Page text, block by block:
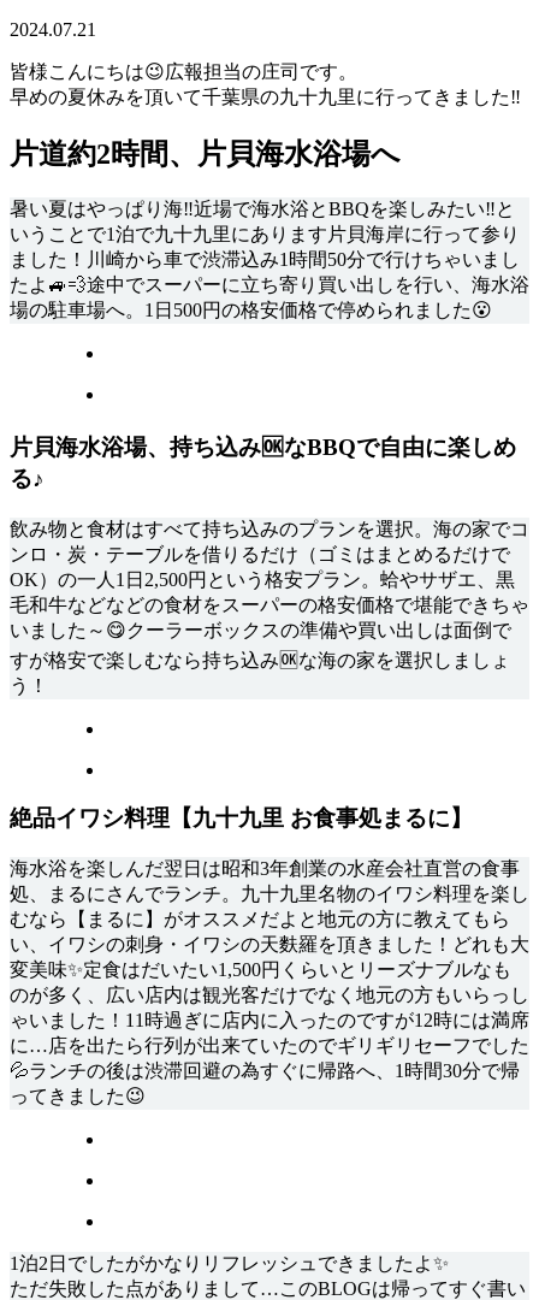
2024.07.21
皆様こんにちは😉広報担当の庄司です。
早めの夏休みを頂いて千葉県の九十九里に行ってきました‼
片道約2時間、片貝海水浴場へ
暑い夏はやっぱり海‼近場で海水浴とBBQを楽しみたい‼と
いうことで1泊で九十九里にあります片貝海岸に行って参り
ました！川崎から車で渋滞込み1時間50分で行けちゃいまし
たよ🚙💨途中でスーパーに立ち寄り買い出しを行い、海水浴
場の駐車場へ。1日500円の格安価格で停められました😮
片貝海水浴場、持ち込み🆗なBBQで自由に楽しめ
る♪
飲み物と食材はすべて持ち込みのプランを選択。海の家でコ
ンロ・炭・テーブルを借りるだけ（ゴミはまとめるだけで
OK）の一人1日2,500円という格安プラン。蛤やサザエ、黒
毛和牛などなどの食材をスーパーの格安価格で堪能できちゃ
いました～😋クーラーボックスの準備や買い出しは面倒で
すが格安で楽しむなら持ち込み🆗な海の家を選択しましょ
う！
絶品イワシ料理【九十九里 お食事処まるに】
海水浴を楽しんだ翌日は昭和3年創業の水産会社直営の食事
処、まるにさんでランチ。九十九里名物のイワシ料理を楽し
むなら【まるに】がオススメだよと地元の方に教えてもら
い、イワシの刺身・イワシの天麩羅を頂きました！どれも大
変美味✨定食はだいたい1,500円くらいとリーズナブルなも
のが多く、広い店内は観光客だけでなく地元の方もいらっし
ゃいました！11時過ぎに店内に入ったのですが12時には満席
に…店を出たら行列が出来ていたのでギリギリセーフでした
💦ランチの後は渋滞回避の為すぐに帰路へ、1時間30分で帰
ってきました😉
1泊2日でしたがかなりリフレッシュできましたよ✨
ただ失敗した点がありまして…このBLOGは帰ってすぐ書い